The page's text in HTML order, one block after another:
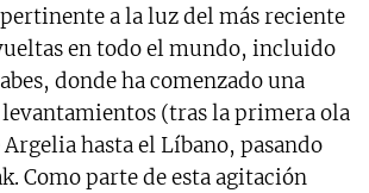
a la luz del más reciente
en todo el mundo, incluido
donde ha comenzado una
levantamientos (tras la primera ola
Argelia hasta el Líbano, pasando
Como parte de esta agitación